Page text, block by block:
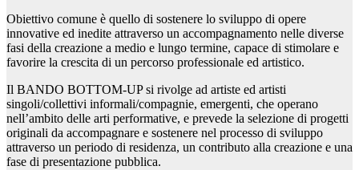
Obiettivo comune è quello di sostenere lo sviluppo di opere
innovative ed inedite attraverso un accompagnamento nelle diverse
fasi della creazione a medio e lungo termine, capace di stimolare e
favorire la crescita di un percorso professionale ed artistico.
Il BANDO BOTTOM-UP si rivolge ad artiste ed artisti
singoli/collettivi informali/compagnie, emergenti, che operano
nell’ambito delle arti performative, e prevede la selezione di progetti
originali da accompagnare e sostenere nel processo di sviluppo
attraverso un periodo di residenza, un contributo alla creazione e una
fase di presentazione pubblica.